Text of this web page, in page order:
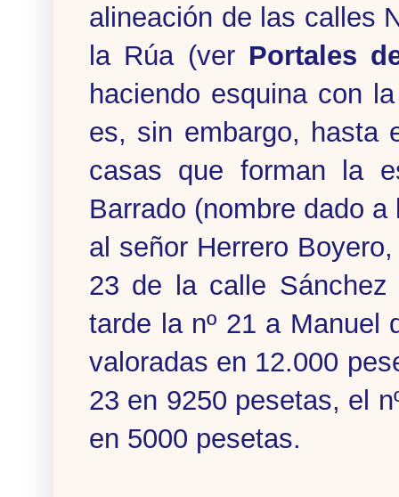
alineación de las calles
la Rúa (ver Portales
haciendo esquina con
es, sin embargo, hasta
casas que forman la
Barrado (nombre dado
al señor Herrero
23 de la calle
tarde la nº 21 a Manuel
valoradas en 12.000
23 en 9250 pesetas, el
en 5000 pesetas.